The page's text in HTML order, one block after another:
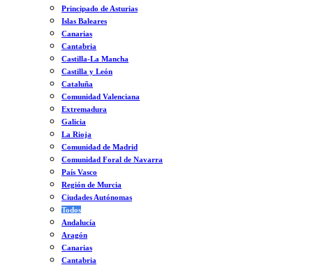
Principado de Asturias
Islas Baleares
Canarias
Cantabria
Castilla-La Mancha
Castilla y León
Cataluña
Comunidad Valenciana
Extremadura
Galicia
La Rioja
Comunidad de Madrid
Comunidad Foral de Navarra
País Vasco
Región de Murcia
Ciudades Autónomas
Todos
Andalucía
Aragón
Canarias
Cantabria